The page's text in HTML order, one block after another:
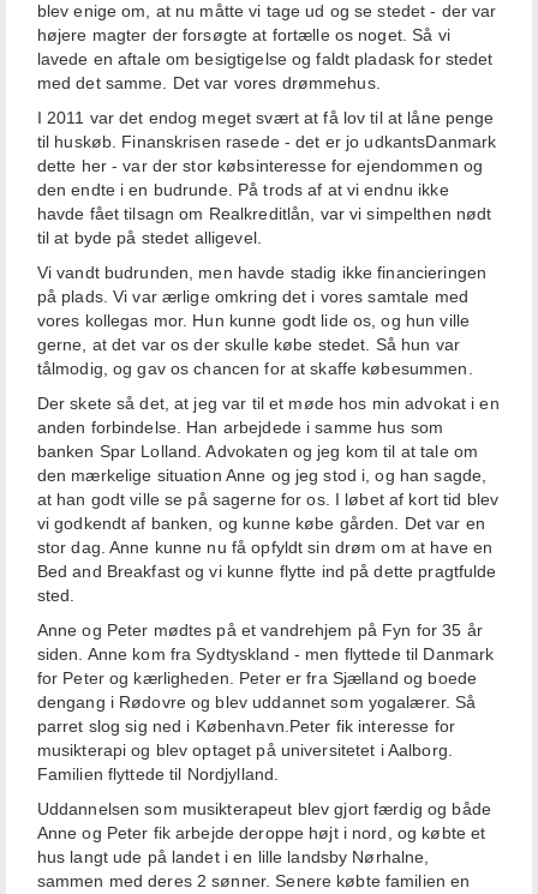
blev enige om, at nu måtte vi tage ud og se stedet - der var
højere magter der forsøgte at fortælle os noget. Så vi
lavede en aftale om besigtigelse og faldt pladask for stedet
med det samme. Det var vores drømmehus.
I 2011 var det endog meget svært at få lov til at låne penge
til huskøb. Finanskrisen rasede - det er jo udkantsDanmark
dette her - var der stor købsinteresse for ejendommen og
den endte i en budrunde. På trods af at vi endnu ikke
havde fået tilsagn om Realkreditlån, var vi simpelthen nødt
til at byde på stedet alligevel.
Vi vandt budrunden, men havde stadig ikke financieringen
på plads. Vi var ærlige omkring det i vores samtale med
vores kollegas mor. Hun kunne godt lide os, og hun ville
gerne, at det var os der skulle købe stedet. Så hun var
tålmodig, og gav os chancen for at skaffe købesummen.
Der skete så det, at jeg var til et møde hos min advokat i en
anden forbindelse. Han arbejdede i samme hus som
banken Spar Lolland. Advokaten og jeg kom til at tale om
den mærkelige situation Anne og jeg stod i, og han sagde,
at han godt ville se på sagerne for os. I løbet af kort tid blev
vi godkendt af banken, og kunne købe gården. Det var en
stor dag. Anne kunne nu få opfyldt sin drøm om at have en
Bed and Breakfast og vi kunne flytte ind på dette pragtfulde
sted.
Anne og Peter mødtes på et vandrehjem på Fyn for 35 år
siden. Anne kom fra Sydtyskland - men flyttede til Danmark
for Peter og kærligheden. Peter er fra Sjælland og boede
dengang i Rødovre og blev uddannet som yogalærer. Så
parret slog sig ned i København.Peter fik interesse for
musikterapi og blev optaget på universitetet i Aalborg.
Familien flyttede til Nordjylland.
Uddannelsen som musikterapeut blev gjort færdig og både
Anne og Peter fik arbejde deroppe højt i nord, og købte et
hus langt ude på landet i en lille landsby Nørhalne,
sammen med deres 2 sønner. Senere købte familien en